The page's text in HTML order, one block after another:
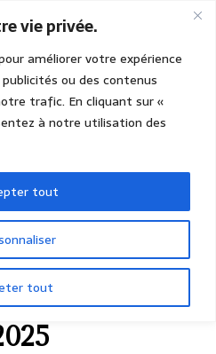
vie privée.
améliorer votre expérience
ou des contenus
trafic. En cliquant sur «
à notre utilisation des
tout
tout
14 (mercredi)